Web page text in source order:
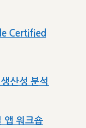
Certified
산성 분석
앱 워크숍